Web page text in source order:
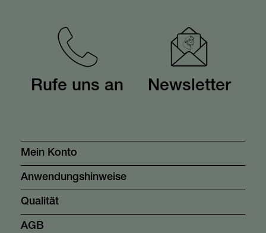
Rufe uns an Newsletter
Mein Konto
Anwendungshinweise
Qualität
AGB